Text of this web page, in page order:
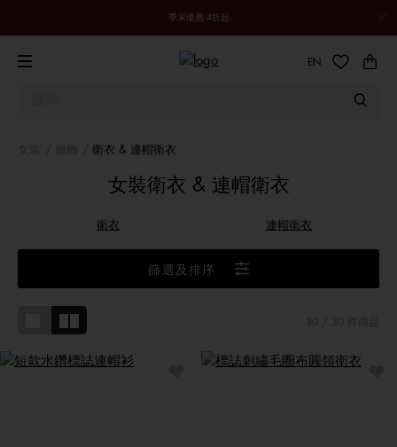
季末優惠 4折起
EN
衛衣 & 連帽衛衣
女裝衛衣 & 連帽衛衣
衛衣 連帽衛衣
篩選及排序